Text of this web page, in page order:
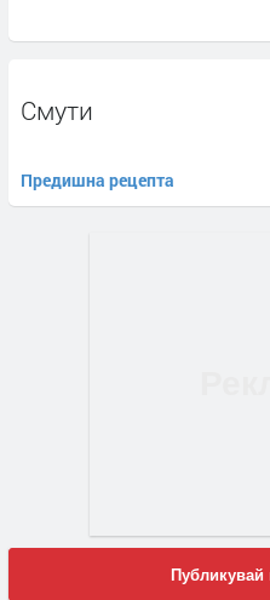
Смути
Предишна рецепта
Публикувай